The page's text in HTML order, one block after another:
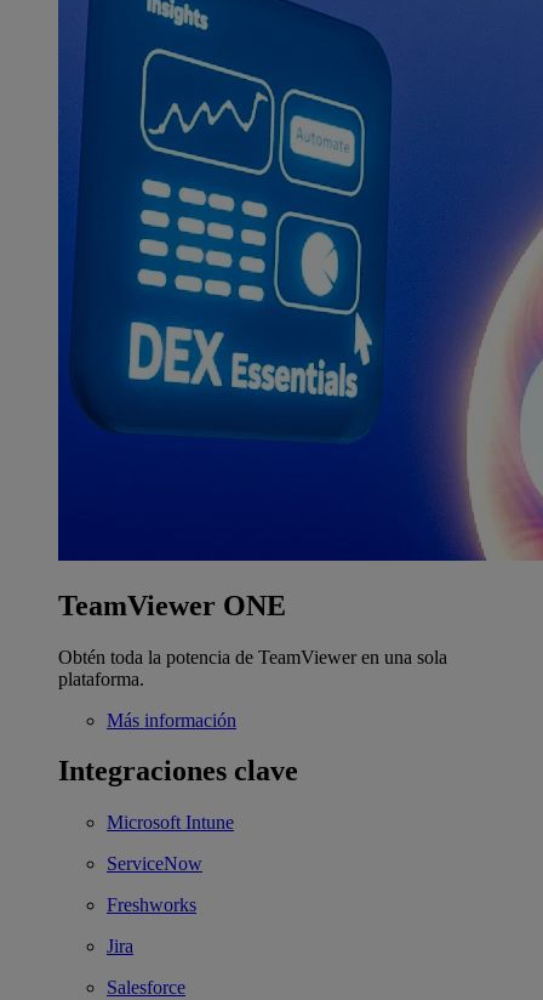
TeamViewer ONE
Obtén toda la potencia de TeamViewer en una sola
plataforma.
Más información
Integraciones clave
Microsoft Intune
ServiceNow
Freshworks
Jira
Salesforce